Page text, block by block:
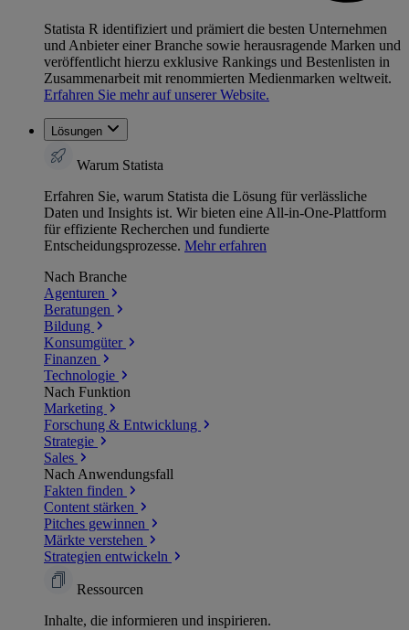
Statista R identifiziert und prämiert die besten Unternehmen
und Anbieter einer Branche sowie herausragende Marken und
veröffentlicht hierzu exklusive Rankings und Bestenlisten in
Zusammenarbeit mit renommierten Medienmarken weltweit.
Erfahren Sie mehr auf unserer Website.
Lösungen
Warum Statista
Erfahren Sie, warum Statista die Lösung für verlässliche
Daten und Insights ist. Wir bieten eine All-in-One-Plattform
für effiziente Recherchen und fundierte
Entscheidungsprozesse. Mehr erfahren
Nach Branche
Agenturen
Beratungen
Bildung
Konsumgüter
Finanzen
Technologie
Nach Funktion
Marketing
Forschung & Entwicklung
Strategie
Sales
Nach Anwendungsfall
Fakten finden
Content stärken
Pitches gewinnen
Märkte verstehen
Strategien entwickeln
Ressourcen
Inhalte, die informieren und inspirieren.